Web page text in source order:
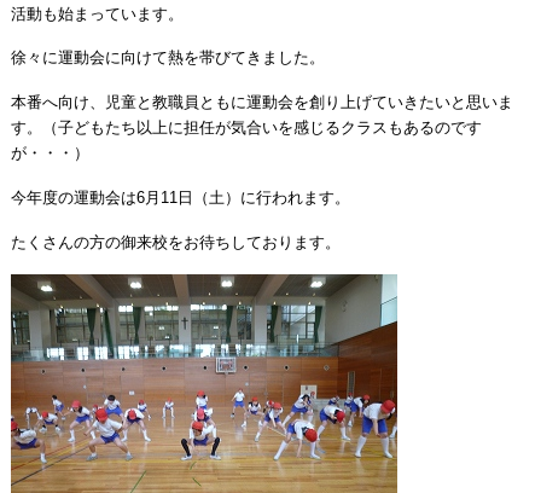
活動も始まっています。
徐々に運動会に向けて熱を帯びてきました。
本番へ向け、児童と教職員ともに運動会を創り上げていきたいと思いま
す。
（子どもたち以上に担任が気合いを感じるクラスもあるのです
が・・・）
今年度の運動会は6月11日（土）に行われます。
たくさんの方の御来校をお待ちしております。